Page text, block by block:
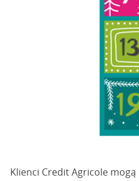
Klienci Credit Agricole